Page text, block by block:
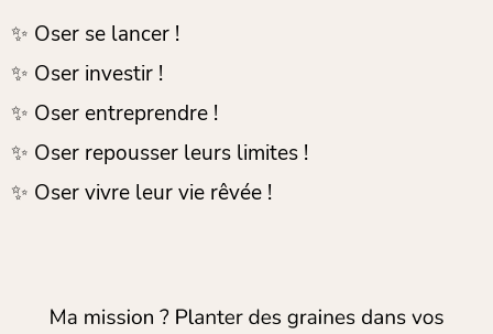
✨ Oser se lancer !
✨ Oser investir !
✨ Oser entreprendre !
✨ Oser repousser leurs limites !
✨ Oser vivre leur vie rêvée !